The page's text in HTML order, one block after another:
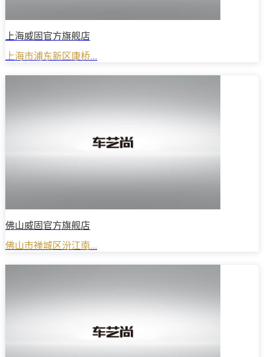
上海威固官方旗舰店
上海市浦东新区康桥...
佛山威固官方旗舰店
佛山市禅城区汾江南...